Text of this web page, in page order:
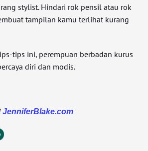
stylist. Hindari rok pensil atau rok
tampilan kamu terlihat kurang
tips ini, perempuan berbadan kurus
diri dan modis.
JenniferBlake.com